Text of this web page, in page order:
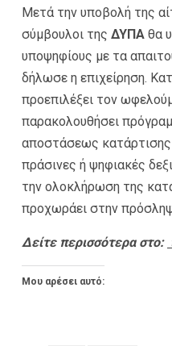
Μετά την υποβολή της
σύμβουλοι της ΔΥΠΑ θα
υποψηφίους με τα
δήλωσε η επιχείρηση.
προεπιλέξει τον
παρακολουθήσει
αποστάσεως
πράσινες ή ψηφιακές
την ολοκλήρωση της
προχωράει στην
Δείτε περισσότερα στο:
Μου αρέσει αυτό: